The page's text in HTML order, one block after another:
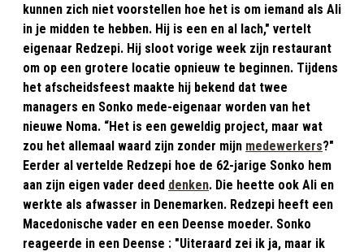
kunnen zich niet voorstellen hoe het is om iemand als Ali
in je midden te hebben. Hij is een en al lach," vertelt
eigenaar Redzepi. Hij sloot vorige week zijn restaurant
om op een grotere locatie opnieuw te beginnen. Tijdens
het afscheidsfeest maakte hij bekend dat twee
managers en Sonko mede-eigenaar worden van het
nieuwe Noma. “Het is een geweldig project, maar wat
zou het allemaal waard zijn zonder mijn medewerkers?"
Eerder al vertelde Redzepi hoe de 62-jarige Sonko hem
aan zijn eigen vader deed denken. Die heette ook Ali en
werkte als afwasser in Denemarken. Redzepi heeft een
Macedonische vader en een Deense moeder. Sonko
reageerde in een Deense : "Uiteraard zei ik ja, maar ik